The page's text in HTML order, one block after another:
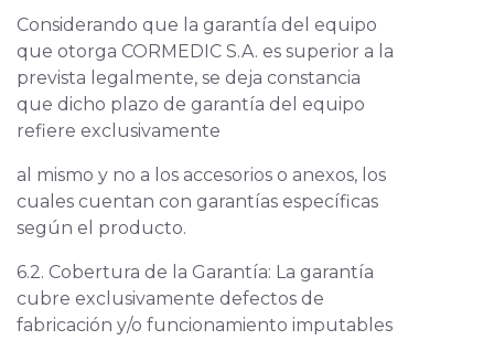
Considerando que la garantía del equipo
que otorga CORMEDIC S.A. es superior a la
prevista legalmente, se deja constancia
que dicho plazo de garantía del equipo
refiere exclusivamente
al mismo y no a los accesorios o anexos, los
cuales cuentan con garantías específicas
según el producto.
6.2. Cobertura de la Garantía: La garantía
cubre exclusivamente defectos de
fabricación y/o funcionamiento imputables